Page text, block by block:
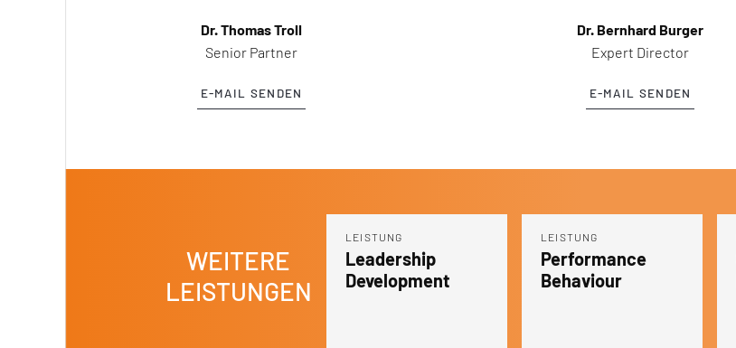
Dr. Thomas Troll
Senior Partner
E-MAIL SENDEN
Dr. Bernhard Burger
Expert Director
E-MAIL SENDEN
WEITERE
LEISTUNGEN
Leadership
Development
LEISTUNG
Performance
Behaviour
LEISTUNG
Change
Mobilisation